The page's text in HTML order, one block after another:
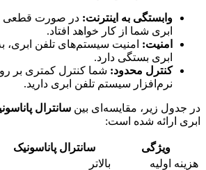
وابستگی به اینترنت: در صورت قطعی
ابری شما از کار خواهد افتاد.
امنیت: امنیت سیستم‌های تلفن ابری،
ابری بستگی دارد.
کنترل محدود: شما کنترل کمتری بر
نرم‌افزار سیستم تلفن ابری دارید.
در جدول زیر، مقایسه‌ای بین سانترال
ابری ارائه شده است:
ویژگی سانترال پاناسونیک
هزینه اولیه
بالاتر